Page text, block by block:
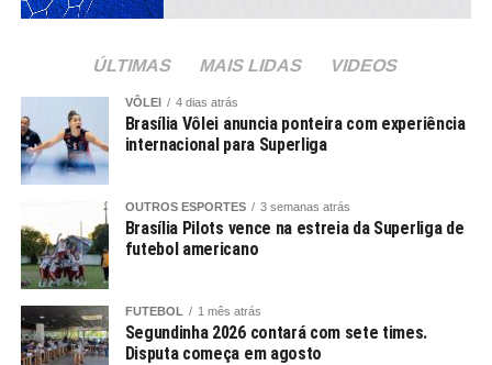
ÚLTIMAS MAIS LIDAS VIDEOS
VÔLEI 4 dias atrás
Brasília Vôlei anuncia ponteira com experiência
internacional para Superliga
OUTROS ESPORTES 3 semanas atrás
Brasília Pilots vence na estreia da Superliga de
futebol americano
FUTEBOL 1 mês atrás
Segundinha 2026 contará com sete times.
Disputa começa em agosto